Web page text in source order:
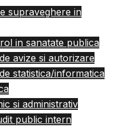
supraveghere in
in sanatate publica
avize si autorizare
statistica/informatica
si administrativ
public intern